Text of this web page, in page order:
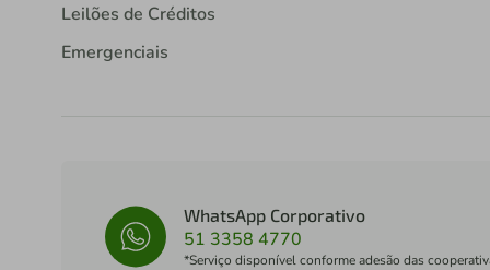
Leilões de Créditos
Emergenciais
WhatsApp Corporativo
51 3358 4770
*Serviço disponível conforme adesão das